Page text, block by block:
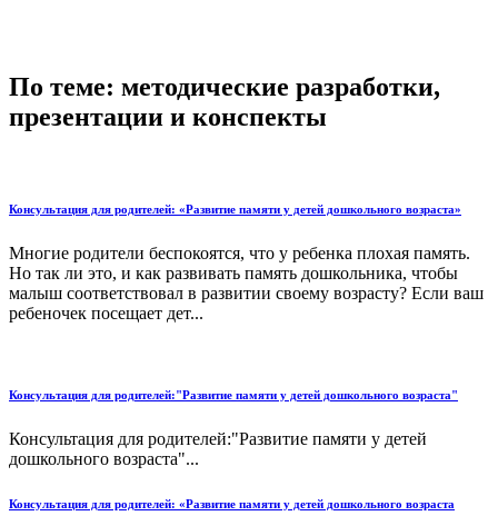
По теме: методические разработки,
презентации и конспекты
Консультация для родителей: «Развитие памяти у детей дошкольного возраста»
Многие родители беспокоятся, что у ребенка плохая память.
Но так ли это, и как развивать память дошкольника, чтобы
малыш соответствовал в развитии своему возрасту? Если ваш
ребеночек посещает дет...
Консультация для родителей:"Развитие памяти у детей дошкольного возраста"
Консультация для родителей:"Развитие памяти у детей
дошкольного возраста"...
Консультация для родителей: «Развитие памяти у детей дошкольного возраста